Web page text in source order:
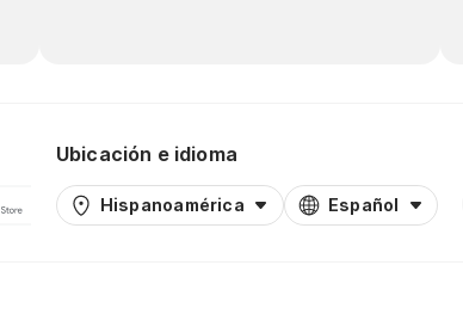
Ubicación e idioma
Hispanoamérica Español